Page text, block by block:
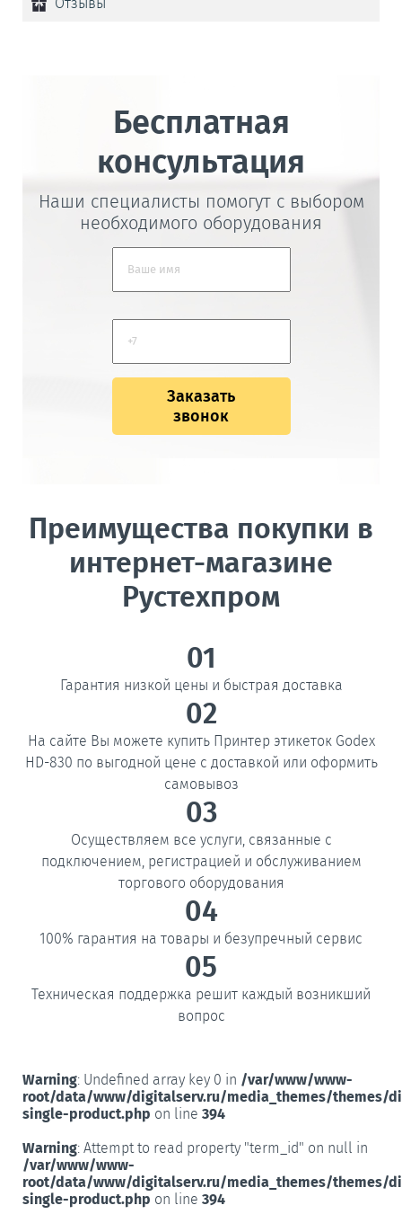
Бесплатная
консультация
Наши специалисты помогут с выбором
необходимого оборудования
Заказать
звонок
Преимущества покупки в
интернет-магазине
Рустехпром
01
Гарантия низкой цены и быстрая доставка
02
На сайте Вы можете купить Принтер этикеток Godex
HD-830 по выгодной цене с доставкой или оформить
самовывоз
03
Осуществляем все услуги, связанные с
подключением, регистрацией и обслуживанием
торгового оборудования
04
100% гарантия на товары и безупречный сервис
05
Техническая поддержка решит каждый возникший
вопрос
Warning: Undefined array key 0 in /var/www/www-
root/data/www/digitalserv.ru/media_themes/themes/
single-product.php on line 394
Warning: Attempt to read property "term_id" on null in
/var/www/www-
root/data/www/digitalserv.ru/media_themes/themes/
single-product.php on line 394